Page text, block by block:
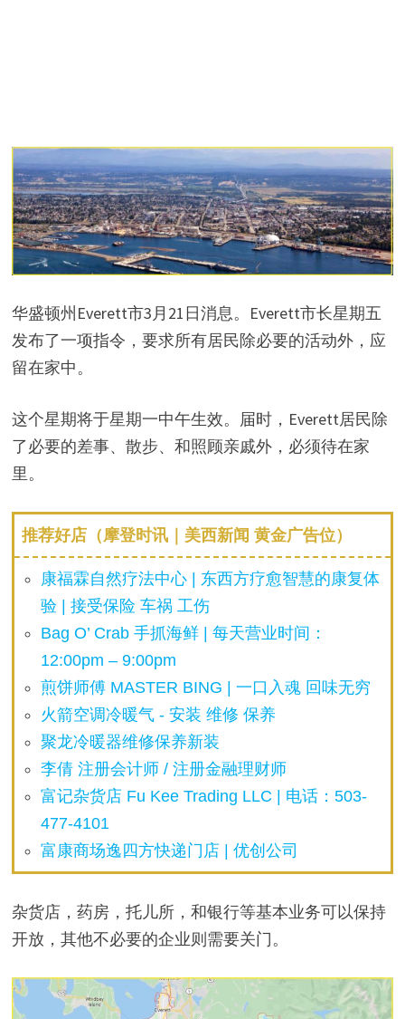
华盛顿州Everett市3月21日消息。Everett市长星期五
发布了一项指令，要求所有居民除必要的活动外，应
留在家中。
这个星期将于星期一中午生效。届时，Everett居民除
了必要的差事、散步、和照顾亲戚外，必须待在家
里。
推荐好店（摩登时讯｜美西新闻 黄金广告位）
康福霖自然疗法中心 | 东西方疗愈智慧的康复体
验 | 接受保险 车祸 工伤
Bag O’ Crab 手抓海鲜 | 每天营业时间：
12:00pm – 9:00pm
煎饼师傅 MASTER BING | 一口入魂 回味无穷
火箭空调冷暖气 - 安装 维修 保养
聚龙冷暖器维修保养新装
李倩 注册会计师 / 注册金融理财师
富记杂货店 Fu Kee Trading LLC | 电话：503-
477-4101
富康商场逸四方快递门店 | 优创公司
杂货店，药房，托儿所，和银行等基本业务可以保持
开放，其他不必要的企业则需要关门。